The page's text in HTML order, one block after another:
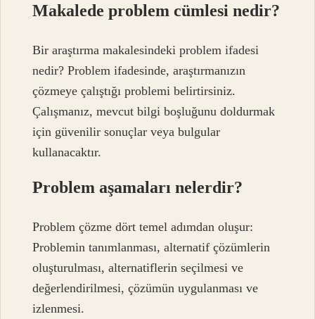
Makalede problem cümlesi nedir?
Bir araştırma makalesindeki problem ifadesi
nedir? Problem ifadesinde, araştırmanızın
çözmeye çalıştığı problemi belirtirsiniz.
Çalışmanız, mevcut bilgi boşluğunu doldurmak
için güvenilir sonuçlar veya bulgular
kullanacaktır.
Problem aşamaları nelerdir?
Problem çözme dört temel adımdan oluşur:
Problemin tanımlanması, alternatif çözümlerin
oluşturulması, alternatiflerin seçilmesi ve
değerlendirilmesi, çözümün uygulanması ve
izlenmesi.